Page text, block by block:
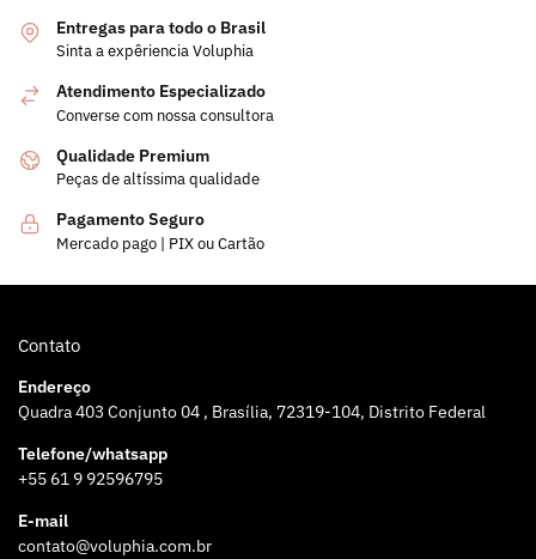
Entregas para todo o Brasil
Sinta a expêriencia Voluphia
Atendimento Especializado
Converse com nossa consultora
Qualidade Premium
Peças de altíssima qualidade
Pagamento Seguro
Mercado pago | PIX ou Cartão
Contato
Endereço
Quadra 403 Conjunto 04 , Brasília, 72319-104, Distrito Federal
Telefone/whatsapp
+55 61 9 92596795
E-mail
contato@voluphia.com.br